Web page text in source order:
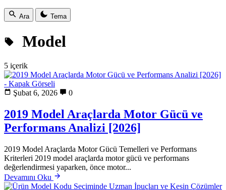
Ara Tema
Model
5 içerik
Şubat 6, 2026 0
2019 Model Araçlarda Motor Gücü ve
Performans Analizi [2026]
2019 Model Araçlarda Motor Gücü Temelleri ve Performans
Kriterleri 2019 model araçlarda motor gücü ve performans
değerlendirmesi yaparken, önce motor...
Devamını Oku